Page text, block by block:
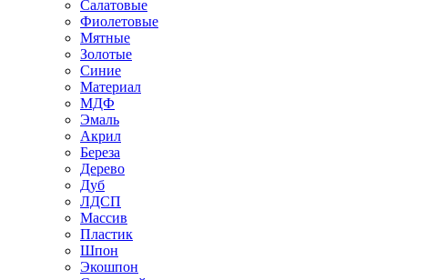
Салатовые
Фиолетовые
Мятные
Золотые
Синие
Материал
МДФ
Эмаль
Акрил
Береза
Дерево
Дуб
ЛДСП
Массив
Пластик
Шпон
Экошпон